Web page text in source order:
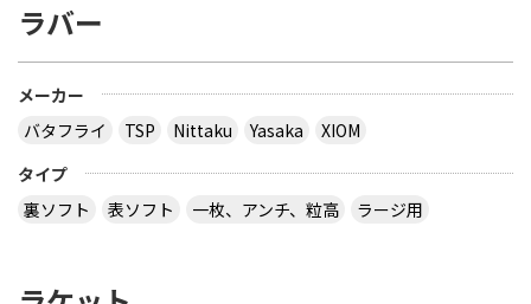
ラバー
メーカー
バタフライ
TSP Nittaku Yasaka
XIOM
タイプ
裏ソフト
表ソフト 一枚、アンチ、粒高 ラージ用